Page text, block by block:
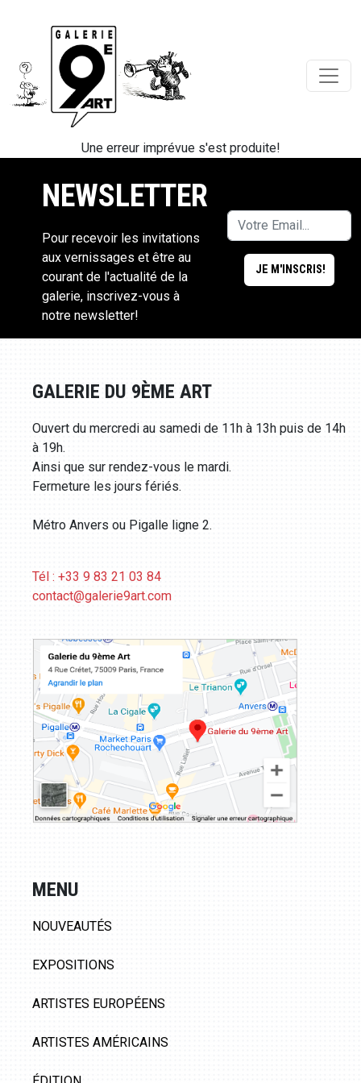
Une erreur imprévue s'est produite!
NEWSLETTER
Pour recevoir les invitations
aux vernissages et être au
courant de l'actualité de la
galerie, inscrivez-vous à
notre newsletter!
GALERIE DU 9ÈME ART
Ouvert du mercredi au samedi de 11h à 13h puis de 14h
à 19h.
Ainsi que sur rendez-vous le mardi.
Fermeture les jours fériés.
Métro Anvers ou Pigalle ligne 2.
Tél : +33 9 83 21 03 84
contact@galerie9art.com
MENU
NOUVEAUTÉS
EXPOSITIONS
ARTISTES EUROPÉENS
ARTISTES AMÉRICAINS